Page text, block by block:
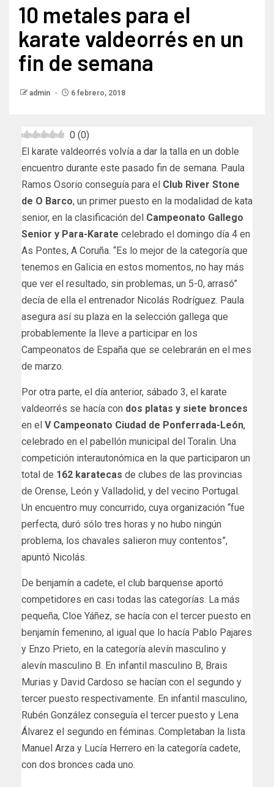
10 metales para el
karate valdeorrés en un
fin de semana
admin 6 febrero, 2018
0 (0)
El karate valdeorrés volvía a dar la talla en un doble
encuentro durante este pasado fin de semana. Paula
Ramos Osorio conseguía para el Club River Stone
de O Barco, un primer puesto en la modalidad de kata
senior, en la clasificación del Campeonato Gallego
Senior y Para-Karate celebrado el domingo día 4 en
As Pontes, A Coruña. “Es lo mejor de la categoría que
tenemos en Galicia en estos momentos, no hay más
que ver el resultado, sin problemas, un 5-0, arrasó”
decía de ella el entrenador Nicolás Rodríguez. Paula
asegura así su plaza en la selección gallega que
probablemente la lleve a participar en los
Campeonatos de España que se celebrarán en el mes
de marzo.
Por otra parte, el día anterior, sábado 3, el karate
valdeorrés se hacía con dos platas y siete bronces
en el V Campeonato Ciudad de Ponferrada-León,
celebrado en el pabellón municipal del Toralin. Una
competición interautonómica en la que participaron un
total de 162 karatecas de clubes de las provincias
de Orense, León y Valladolid, y del vecino Portugal.
Un encuentro muy concurrido, cuya organización “fue
perfecta, duró sólo tres horas y no hubo ningún
problema, los chavales salieron muy contentos”,
apuntó Nicolás.
De benjamín a cadete, el club barquense aportó
competidores en casi todas las categorías. La más
pequeña, Cloe Yáñez, se hacía con el tercer puesto en
benjamín femenino, al igual que lo hacía Pablo Pajares
y Enzo Prieto, en la categoría alevín masculino y
alevín masculino B. En infantil masculino B, Brais
Murias y David Cardoso se hacían con el segundo y
tercer puesto respectivamente. En infantil masculino,
Rubén González conseguía el tercer puesto y Lena
Álvarez el segundo en féminas. Completaban la lista
Manuel Arza y Lucía Herrero en la categoría cadete,
con dos bronces cada uno.